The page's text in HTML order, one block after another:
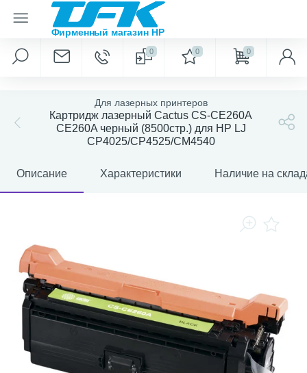
0 0 0
Для лазерных принтеров
Картридж лазерный Cactus CS-CE260A
CE260A черный (8500стр.) для HP LJ
CP4025/CP4525/CM4540
Описание Характеристики Наличие на